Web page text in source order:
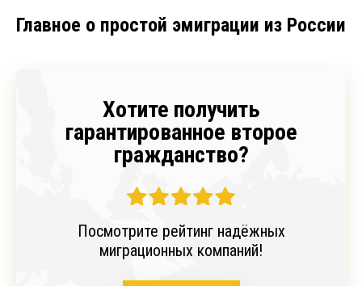
Главное о простой эмиграции из России
Хотите получить
гарантированное второе
гражданство?
Посмотрите рейтинг надёжных
миграционных компаний!